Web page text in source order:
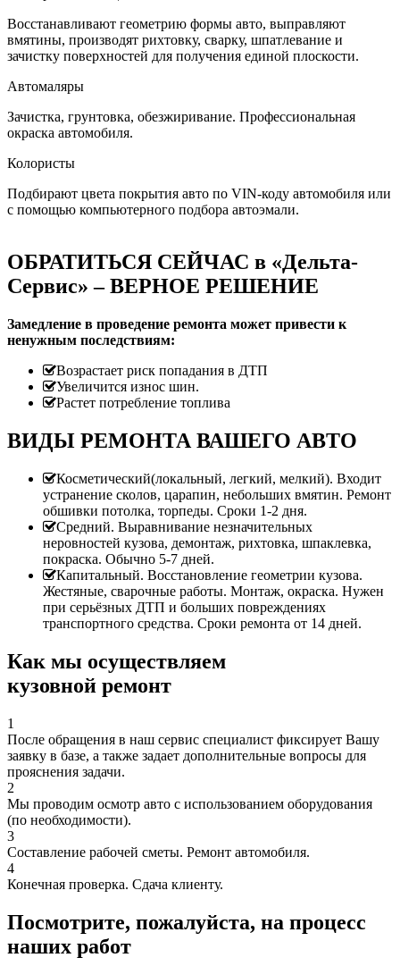
Восстанавливают геометрию формы авто, выправляют
вмятины, производят рихтовку, сварку, шпатлевание и
зачистку поверхностей для получения единой плоскости.
Автомаляры
Зачистка, грунтовка, обезжиривание. Профессиональная
окраска автомобиля.
Колористы
Подбирают цвета покрытия авто по VIN-коду автомобиля или
с помощью компьютерного подбора автоэмали.
ОБРАТИТЬСЯ СЕЙЧАС в «Дельта-
Сервис» – ВЕРНОЕ РЕШЕНИЕ
Замедление в проведение ремонта может привести к
ненужным последствиям:
Возрастает риск попадания в ДТП
Увеличится износ шин.
Растет потребление топлива
ВИДЫ РЕМОНТА ВАШЕГО АВТО
Косметический(локальный, легкий, мелкий). Входит
устранение сколов, царапин, небольших вмятин. Ремонт
обшивки потолка, торпеды. Сроки 1-2 дня.
Средний. Выравнивание незначительных
неровностей кузова, демонтаж, рихтовка, шпаклевка,
покраска. Обычно 5-7 дней.
Капитальный. Восстановление геометрии кузова.
Жестяные, сварочные работы. Монтаж, окраска. Нужен
при серьёзных ДТП и больших повреждениях
транспортного средства. Сроки ремонта от 14 дней.
Как мы осуществляем
кузовной ремонт
1
После обращения в наш сервис специалист фиксирует Вашу
заявку в базе, а также задает дополнительные вопросы для
прояснения задачи.
2
Мы проводим осмотр авто с использованием оборудования
(по необходимости).
3
Составление рабочей сметы. Ремонт автомобиля.
4
Конечная проверка. Сдача клиенту.
Посмотрите, пожалуйста, на процесс
наших работ